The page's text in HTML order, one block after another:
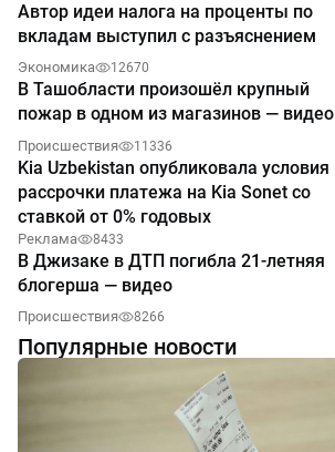
Автор идеи налога на проценты по
вкладам выступил с разъяснением
Экономика 12670
В Ташобласти произошёл крупный
пожар в одном из магазинов — видео
Происшествия 11336
Kia Uzbekistan опубликовала условия
рассрочки платежа на Kia Sonet со
ставкой от 0% годовых
Реклама 8433
В Джизаке в ДТП погибла 21-летняя
блогерша — видео
Происшествия 8266
Популярные новости